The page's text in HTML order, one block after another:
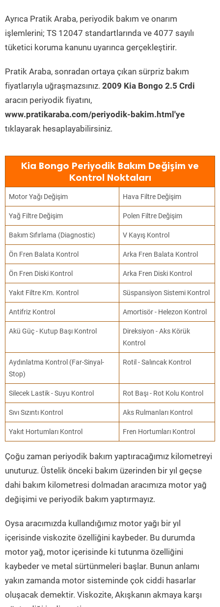
Ayrıca Pratik Araba, periyodik bakım ve onarım
işlemlerini; TS 12047 standartlarında ve 4077 sayılı
tüketici koruma kanunu uyarınca gerçekleştirir.
Pratik Araba, sonradan ortaya çıkan sürpriz bakım
fiyatlarıyla uğraşmazsınız. 2009 Kia Bongo 2.5 Crdi
aracın periyodik fiyatını,
www.pratikaraba.com/periyodik-bakim.html'ye
tıklayarak hesaplayabilirsiniz.
Kia Bongo Periyodik Bakım Değişim ve
Kontrol Noktaları
Motor Yağı Değişim Hava Filtre Değişim
Yağ Filtre Değişim Polen Filtre Değişim
Bakım Sıfırlama (Diagnostic) V Kayış Kontrol
Ön Fren Balata Kontrol Arka Fren Balata Kontrol
Ön Fren Diski Kontrol Arka Fren Diski Kontrol
Yakıt Filtre Km. Kontrol Süspansiyon Sistemi Kontrol
Antifriz Kontrol Amortisör - Helezon Kontrol
Akü Güç - Kutup Başı Kontrol
Direksiyon - Aks Körük
Kontrol
Aydınlatma Kontrol (Far-Sinyal-
Stop)
Rotil - Salıncak Kontrol
Silecek Lastik - Suyu Kontrol Rot Başı - Rot Kolu Kontrol
Sıvı Sızıntı Kontrol Aks Rulmanları Kontrol
Yakıt Hortumları Kontrol Fren Hortumları Kontrol
Çoğu zaman periyodik bakım yaptıracağımız kilometreyi
unuturuz. Üstelik önceki bakım üzerinden bir yıl geçse
dahi bakım kilometresi dolmadan aracımıza motor yağ
değişimi ve periyodik bakım yaptırmayız.
Oysa aracımızda kullandığımız motor yağı bir yıl
içerisinde viskozite özelliğini kaybeder. Bu durumda
motor yağ, motor içerisinde ki tutunma özelliğini
kaybeder ve metal sürtünmeleri başlar. Bunun anlamı
yakın zamanda motor sisteminde çok ciddi hasarlar
oluşacak demektir. Viskozite, Akışkanın akmaya karşı